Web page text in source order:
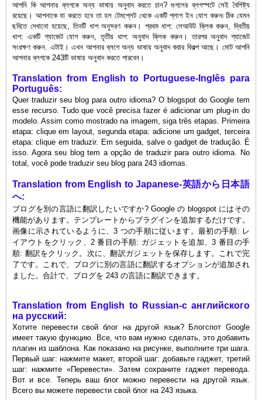
আপনি কি আপনার ব্লগকে অন্য ভাষায় অনুবাদ করতে চান? গুগলের ব্লগস্পটে সেই বৈশিষ্ট্য
রয়েছে। আপনাকে যা করতে হবে তা হল টেমপ্লেট থেকে একটি প্লাগ ইন যোগ করুন৷ ঠিক যেমন
ছবিতে দেখানো হয়েছে, তিনটি ধাপ অনুসরণ করুন। প্রথম ধাপ: লেআউট ক্লিক করুন, দ্বিতীয়
ধাপ: একটি গ্যাজেট যোগ করুন, তৃতীয় ধাপ: অনুবাদ ক্লিক করুন। তারপর অনুবাদ গ্যাজেট
সংরক্ষণ করুন. এটাই। এখন আপনার ব্লগে অন্য ভাষায় অনুবাদ করার বিকল্প আছে। মোট আপনি
আপনার ব্লগকে 243টি ভাষায় অনুবাদ করতে পারবেন।
Translation from
English to Portuguese-Inglês para
Português:
Quer traduzir seu blog para outro idioma? O blogspot do Google tem
esse recurso. Tudo que você precisa fazer é adicionar um plug-in do
modelo. Assim como mostrado na imagem, siga três etapas. Primeira
etapa: clique em layout, segunda etapa: adicione um gadget, terceira
etapa: clique em traduzir. Em seguida, salve o gadget de tradução. É
isso. Agora seu blog tem a opção de traduzir para outro idioma. No
total, você pode traduzir seu blog para 243 idiomas.
Translation from English to Japanese-英語から日本語
へ:
ブログを別の言語に翻訳したいですか? Google の blogspot にはその
機能があります。テンプレートからプラグインを追加するだけです。
画像に示されているように、3 つの手順に従います。最初の手順: レ
イアウトをクリック、2 番目の手順: ガジェットを追加、3 番目の手
順: 翻訳をクリック。次に、翻訳ガジェットを保存します。これで完
了です。これで、ブログに別の言語に翻訳するオプションが追加され
ました。合計で、ブログを 243 の言語に翻訳できます。
Translationfrom English to Russian-с английского
на русский:
Хотите перевести свой блог на другой язык? Блогспот Google
имеет такую ​​функцию. Все, что вам нужно сделать, это добавить
плагин из шаблона. Как показано на рисунке, выполните три шага.
Первый шаг: нажмите макет, второй шаг: добавьте гаджет, третий
шаг: нажмите «Перевести». Затем сохраните гаджет перевода.
Вот и все. Теперь ваш блог можно перевести на другой язык.
Всего вы можете перевести свой блог на 243 языка.